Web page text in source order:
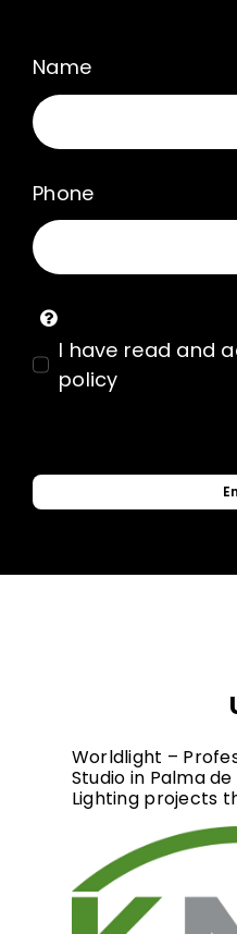
Name
Phone
I have read and
policy
Worldlight –
Studio in Palma
Lighting projects